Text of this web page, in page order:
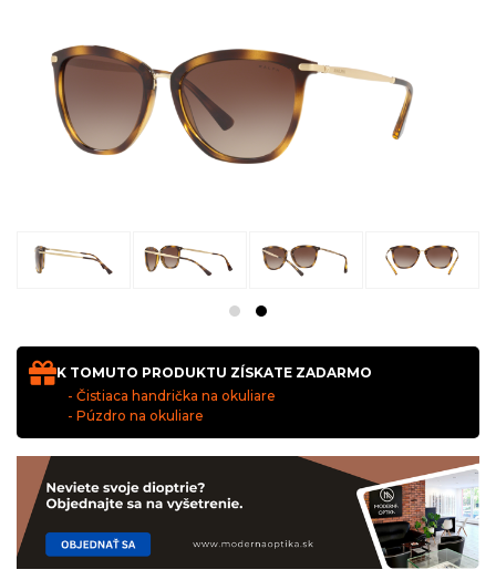
K TOMUTO PRODUKTU ZÍSKATE ZADARMO
- Čistiaca handrička na okuliare
- Púzdro na okuliare